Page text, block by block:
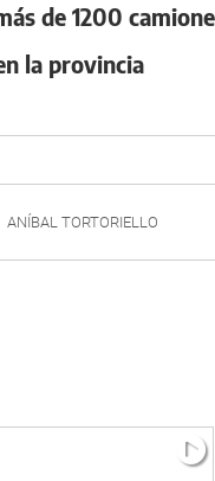
de 1200
la provincia
ANÍBAL TORTORIELLO